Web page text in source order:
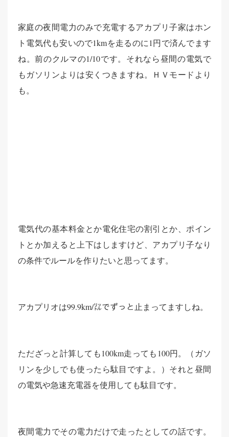
家庭の夜間電力のみで充電するアカプリ子家はホン
ト電気代も安いので1kmを走るのに1円で済んでます
ね。前のクルマの1/10です。それなら昼間の電気で
もガソリンよりは安くつきますね。ＨＶモードより
も。
電気代の基本料金とか電化住宅の割引とか、ポイン
トとか加えると上下はしますけど、アカプリ子なり
の条件でルールを作りたいと思ってます。
アカプリオは99.9km/㍑でずっと止まってますしね。
ただざっと計算しても100km走っても100円。（ガソ
リンを少しでも使ったら駄目ですよ。）それと昼間
の電気や急速充電器を使用しても駄目です。
夜間電力でその電力だけで走ったとしての話です。